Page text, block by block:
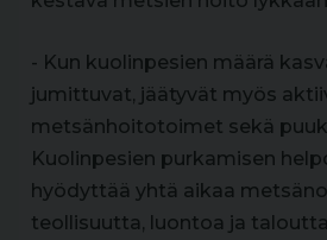
- Kun kuolinpesien määrä
jumittuvat, jäätyvät myös
metsänhoitotoimet sekä
Kuolinpesien purkamisen
hyödyttää yhtä aikaa
teollisuutta, luontoa ja